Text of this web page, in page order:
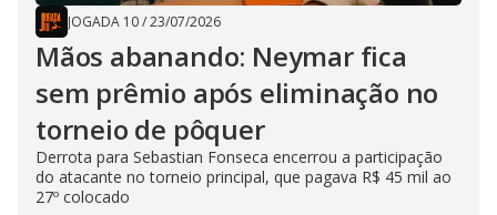
JOGADA 10/23/07/2026
Mãos abanando: Neymar fica
sem prêmio após eliminação no
torneio de pôquer
Derrota para Sebastian Fonseca encerrou a participação
do atacante no torneio principal, que pagava R$ 45 mil ao
27º colocado